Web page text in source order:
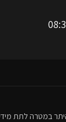
במטרה לתת